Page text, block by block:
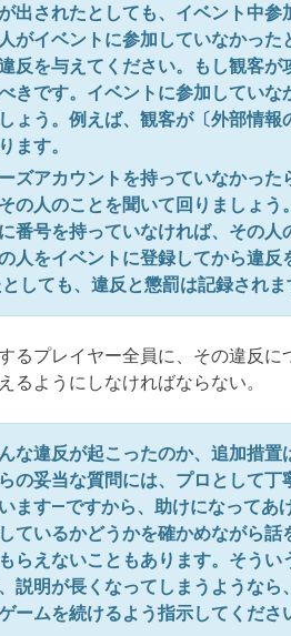
出されたとしても、イベント中参
がイベントに参加していなかった
反を与えてください。もし観客が
きです。イベントに参加していな
ょう。例えば、観客が〔外部情報
ます。
ズアカウントを持っていなかった
の人のことを聞いて回りましょう
番号を持っていなければ、その人
人をイベントに登録してから違反
しても、違反と懲罰は記録されま
プレイヤー全員に、その違反に
るようにしなければならない。
な違反が起こったのか、追加措置
の妥当な質問には、プロとして丁
ます―ですから、助けになってあ
ているかどうかを確かめながら話
らえないこともあります。そうい
説明が長くなってしまうようなら
ームを続けるよう指示してくださ